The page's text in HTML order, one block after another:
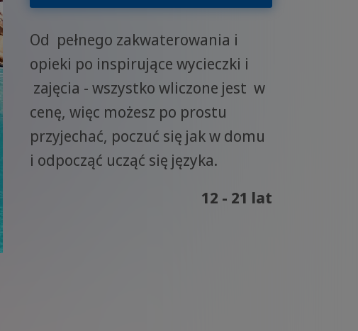
Od pełnego zakwaterowania i
opieki po inspirujące wycieczki i
zajęcia - wszystko wliczone jest w
cenę, więc możesz po prostu
przyjechać, poczuć się jak w domu
i odpocząć ucząć się języka.
12 - 21 lat